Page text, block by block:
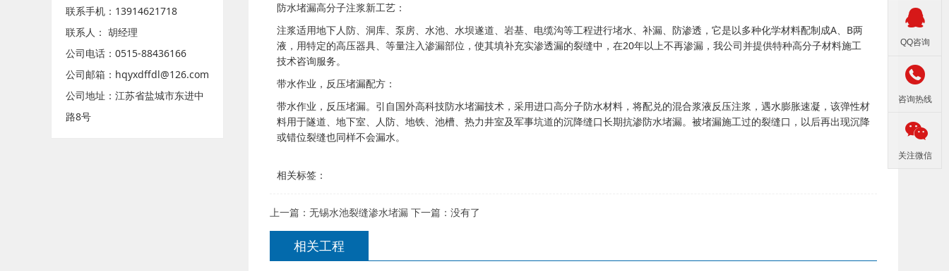
联系手机：13914621718
联系人： 胡经理
公司电话：0515-88436166
公司邮箱：hqyxdffdl@126.com
公司地址：江苏省盐城市东进中
路8号
防水堵漏高分子注浆新工艺：
注浆适用地下人防、洞库、泵房、水池、水坝遂道、岩基、电缆沟等工程进行堵水、补漏、防渗透，它是以多种化学材料配制成A、B两
液，用特定的高压器具、等量注入渗漏部位，使其填补充实渗透漏的裂缝中，在20年以上不再渗漏，我公司并提供特种高分子材料施工
技术咨询服务。
带水作业，反压堵漏配方：
带水作业，反压堵漏。引自国外高科技防水堵漏技术，采用进口高分子防水材料，将配兑的混合浆液反压注浆，遇水膨胀速凝，该弹性材
料用于隧道、地下室、人防、地铁、池槽、热力井室及军事坑道的沉降缝口长期抗渗防水堵漏。被堵漏施工过的裂缝口，以后再出现沉降
或错位裂缝也同样不会漏水。
相关标签：
上一篇： 无锡水池裂缝渗水堵漏 下一篇： 没有了
相关工程

QQ咨询

咨询热线

关注微信